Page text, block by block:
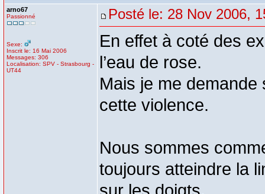
arno67
Passionné
Sexe:
Inscrit le: 16 Mai 2006
Messages: 306
Localisation: SPV - Strasbourg -
UT44
Posté le: 28 Nov 2006,
En effet à coté des
l’eau de rose.
Mais je me demande
cette violence.
Nous sommes
toujours atteindre la